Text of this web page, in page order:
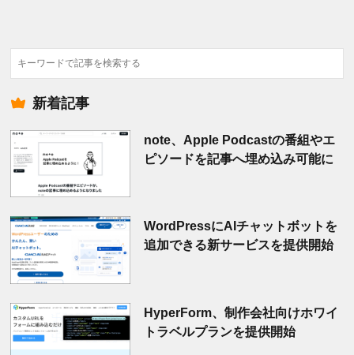
検
索
新着記事
note、Apple Podcastの番組やエ
ピソードを記事へ埋め込み可能に
WordPressにAIチャットボットを
追加できる新サービスを提供開始
HyperForm、制作会社向けホワイ
トラベルプランを提供開始